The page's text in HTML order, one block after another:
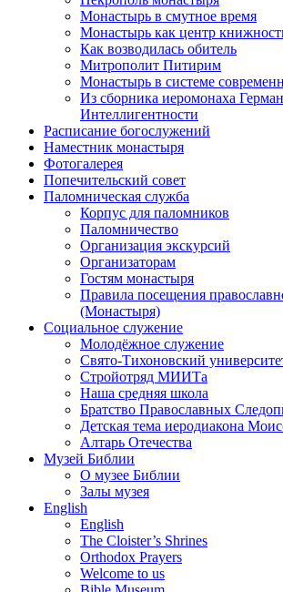
Монастырь в смутное время
Монастырь как центр
Как возводилась обитель
Митрополит Питирим
Монастырь в системе
Из сборника иеромонаха
Интеллигентности
Расписание богослужений
Наместник монастыря
Фотогалерея
Попечительский совет
Паломническая служба
Корпус для паломников
Паломничество
Организация экскурсий
Организаторам
Гостям монастыря
Правила посещения
(Монастыря)
Социальное служение
Молодёжное служение
Свято-Тихоновский
Стройотряд МИИТа
Наша средняя школа
Братство Православных
Детская тема иеродиакона
Алтарь Отечества
Музей Библии
О музее Библии
Залы музея
English
English
The Cloister’s Shrines
Orthodox Prayers
Welcome to us